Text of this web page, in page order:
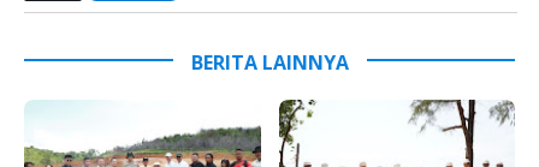
BERITA LAINNYA